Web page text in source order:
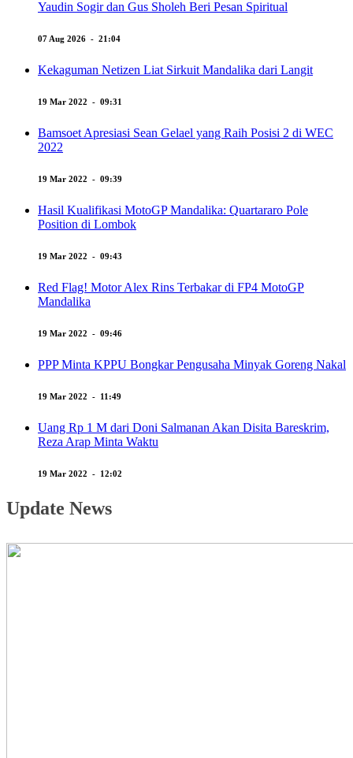
Yaudin Sogir dan Gus Sholeh Beri Pesan Spiritual
07 Aug 2026 - 21:04
Kekaguman Netizen Liat Sirkuit Mandalika dari Langit
19 Mar 2022 - 09:31
Bamsoet Apresiasi Sean Gelael yang Raih Posisi 2 di WEC
2022
19 Mar 2022 - 09:39
Hasil Kualifikasi MotoGP Mandalika: Quartararo Pole
Position di Lombok
19 Mar 2022 - 09:43
Red Flag! Motor Alex Rins Terbakar di FP4 MotoGP
Mandalika
19 Mar 2022 - 09:46
PPP Minta KPPU Bongkar Pengusaha Minyak Goreng Nakal
19 Mar 2022 - 11:49
Uang Rp 1 M dari Doni Salmanan Akan Disita Bareskrim,
Reza Arap Minta Waktu
19 Mar 2022 - 12:02
Update News